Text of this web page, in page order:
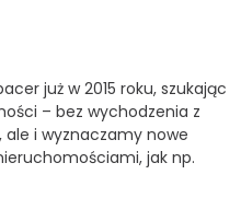
już w 2015 roku, szukając
– bez wychodzenia z
i wyznaczamy nowe
jak np.